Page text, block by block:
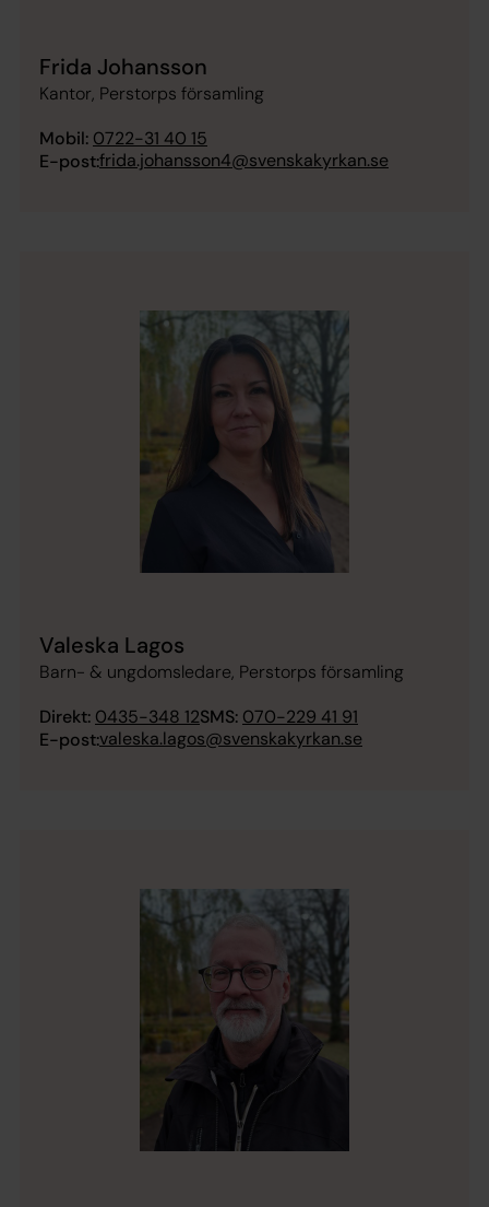
Frida Johansson
Kantor, Perstorps församling
Mobil: 0722-31 40 15
E-post:frida.johansson4@svenskakyrkan.se
Valeska Lagos
Barn- & ungdomsledare, Perstorps församling
Direkt: 0435-348 12SMS: 070-229 41 91
E-post:valeska.lagos@svenskakyrkan.se